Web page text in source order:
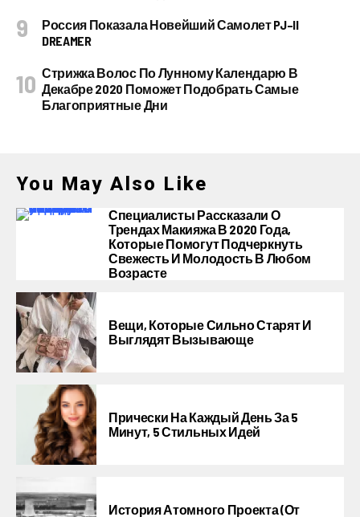
Россия Показала Новейший Самолет PJ–II
DREAMER
Стрижка Волос По Лунному Календарю В
Декабре 2020 Поможет Подобрать Самые
Благоприятные Дни
You May Also Like
Специалисты Рассказали О
Трендах Макияжа В 2020 Года,
Которые Помогут Подчеркнуть
Свежесть И Молодость В Любом
Возрасте
Вещи, Которые Сильно Старят И
Выглядят Вызывающе
Прически На Каждый День За 5
Минут, 5 Стильных Идей
История Атомного Проекта (от